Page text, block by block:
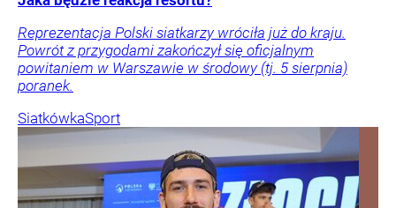
Reprezentacja Polski siatkarzy wróciła już do kraju.
Powrót z przygodami zakończył się oficjalnym
powitaniem w Warszawie w środowy (tj. 5 sierpnia)
poranek.
SiatkówkaSport